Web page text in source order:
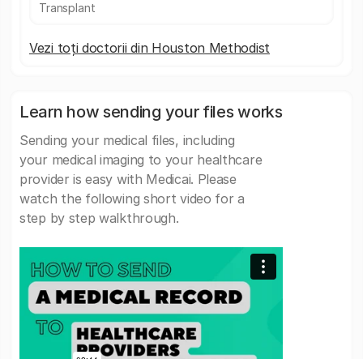
Transplant
Vezi toți doctorii din Houston Methodist
Learn how sending your files works
Sending your medical files, including
your medical imaging to your healthcare
provider is easy with Medicai. Please
watch the following short video for a
step by step walkthrough.